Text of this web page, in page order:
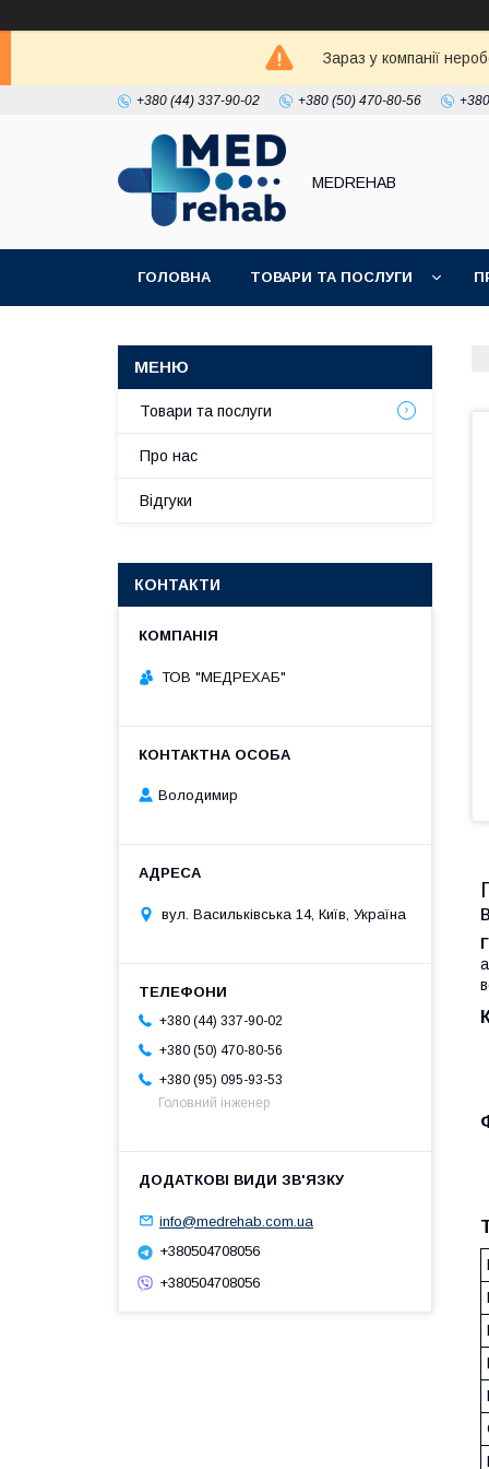
Зараз у компанії
+380 (44) 337-90-02 +380 (50) 470-80-56
MEDREHAB
ГОЛОВНА ТОВАРИ ТА ПОСЛУГИ
Товари та послуги
Про нас
Відгуки
КОНТАКТИ
ТОВ "МЕДРЕХАБ"
Володимир
вул. Васильківська 14, Київ, Україна
+380 (44) 337-90-02
+380 (50) 470-80-56
+380 (95) 095-93-53
Головний інженер
info@medrehab.com.ua
+380504708056
+380504708056